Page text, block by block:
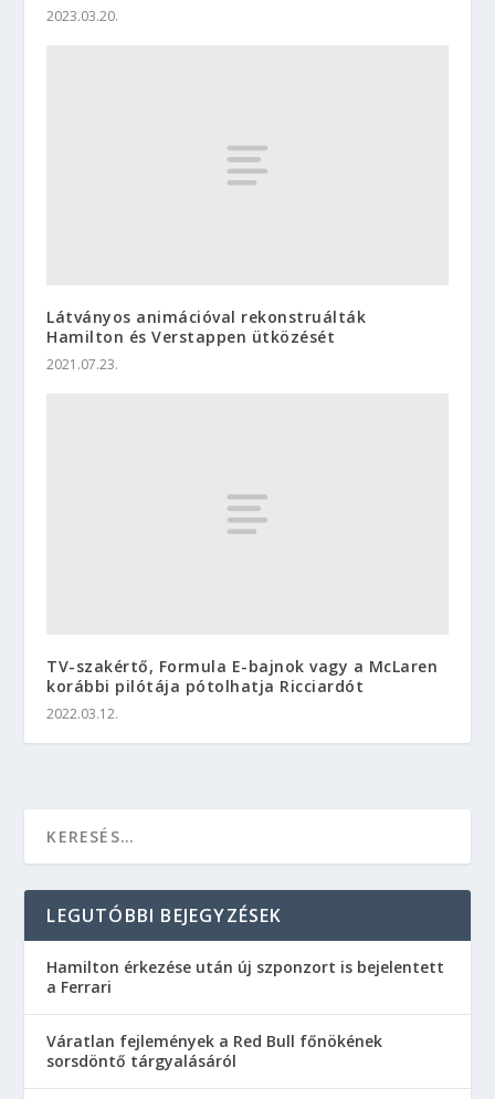
2023.03.20.
Látványos animációval rekonstruálták
Hamilton és Verstappen ütközését
2021.07.23.
TV-szakértő, Formula E-bajnok vagy a McLaren
korábbi pilótája pótolhatja Ricciardót
2022.03.12.
LEGUTÓBBI BEJEGYZÉSEK
Hamilton érkezése után új szponzort is bejelentett
a Ferrari
Váratlan fejlemények a Red Bull főnökének
sorsdöntő tárgyalásáról